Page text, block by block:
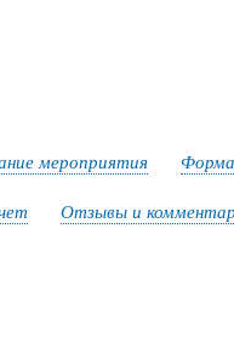
мероприятия
Отзывы и